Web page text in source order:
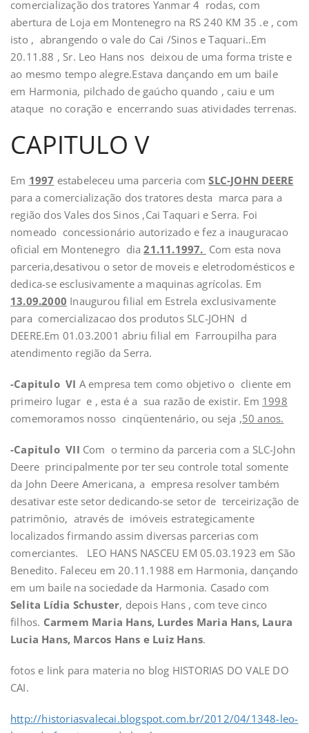
comercialização dos tratores Yanmar 4 rodas, com
abertura de Loja em Montenegro na RS 240 KM 35 .e , com
isto , abrangendo o vale do Cai /Sinos e Taquari..Em
20.11.88 , Sr. Leo Hans nos deixou de uma forma triste e
ao mesmo tempo alegre.Estava dançando em um baile
em Harmonia, pilchado de gaúcho quando , caiu e um
ataque no coração e encerrando suas atividades terrenas.
CAPITULO V
Em 1997 estabeleceu uma parceria comSLC-JOHN DEERE
para a comercialização dos tratores desta marca para a
região dos Vales dos Sinos ,Cai Taquari e Serra. Foi
nomeado concessionário autorizado e fez a inauguracao
oficial em Montenegro dia21.11.1997. Com esta nova
parceria,desativou o setor de moveis e eletrodomésticos e
dedica-se esclusivamente a maquinas agrícolas. Em
13.09.2000 Inaugurou filial em Estrela exclusivamente
para comercializacao dos produtos SLC-JOHN d
DEERE.Em 01.03.2001 abriu filial em Farroupilha para
atendimento região da Serra.
-Capitulo VI A empresa tem como objetivo o cliente em
primeiro lugar e , esta é a sua razão de existir. Em 1998
comemoramos nosso cinqüentenário, ou seja ,50 anos.
-Capitulo VII Com o termino da parceria com a SLC-John
Deere principalmente por ter seu controle total somente
da John Deere Americana, a empresa resolver também
desativar este setor dedicando-se setor de terceirização de
patrimônio, através de imóveis estrategicamente
localizados firmando assim diversas parcerias com
comerciantes. LEO HANS NASCEU EM 05.03.1923 em São
Benedito. Faleceu em 20.11.1988 em Harmonia, dançando
em um baile na sociedade da Harmonia. Casado com
Selita Lídia Schuster, depois Hans , com teve cinco
filhos. Carmem Maria Hans, Lurdes Maria Hans, Laura
Lucia Hans, Marcos Hans e Luiz Hans.
fotos e link para materia no blog HISTORIAS DO VALE DO
CAI.
http://historiasvalecai.blogspot.com.br/2012/04/1348-leo-